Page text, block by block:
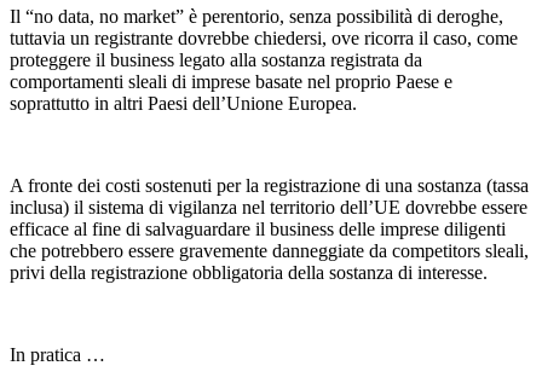
Il “no data, no market” è perentorio, senza possibilità di deroghe,
tuttavia un registrante dovrebbe chiedersi, ove ricorra il caso, come
proteggere il business legato alla sostanza registrata da
comportamenti sleali di imprese basate nel proprio Paese e
soprattutto in altri Paesi dell’Unione Europea.
A fronte dei costi sostenuti per la registrazione di una sostanza (tassa
inclusa) il sistema di vigilanza nel territorio dell’UE dovrebbe essere
efficace al fine di salvaguardare il business delle imprese diligenti
che potrebbero essere gravemente danneggiate da competitors sleali,
privi della registrazione obbligatoria della sostanza di interesse.
In pratica …